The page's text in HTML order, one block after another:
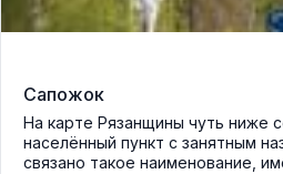
Сапожок
На карте Рязанщины чуть ниже
населённый пункт с занятным
связано такое наименование,